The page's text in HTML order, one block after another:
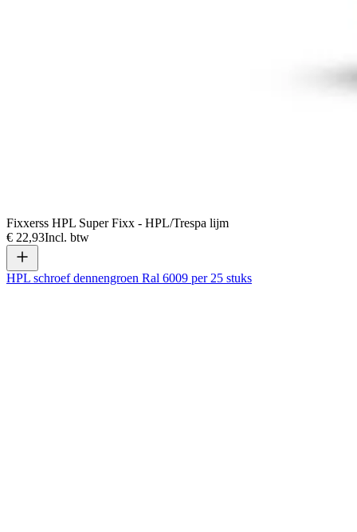
Fixxerss HPL Super Fixx - HPL/Trespa lijm
€ 22,93Incl. btw
HPL schroef dennengroen Ral 6009 per 25 stuks